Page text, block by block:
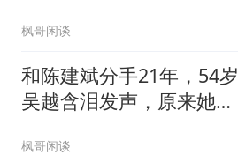
枫哥闲谈
和陈建斌分手21年，54岁
吴越含泪发声，原来她和
枫哥闲谈